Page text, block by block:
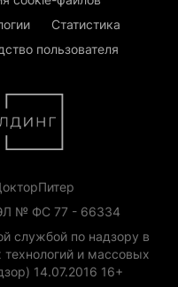
Статистика
пользователя
№ ФС 77 - 66334
службой по надзору в
и массовых
14.07.2016 16+